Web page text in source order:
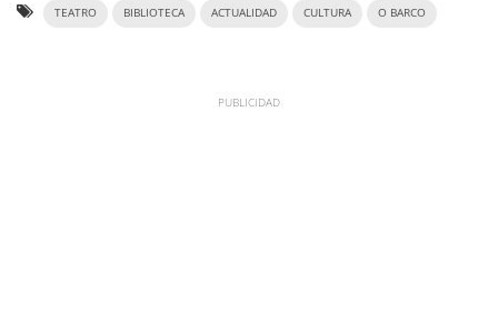
TEATRO BIBLIOTECA ACTUALIDAD CULTURA O BARCO